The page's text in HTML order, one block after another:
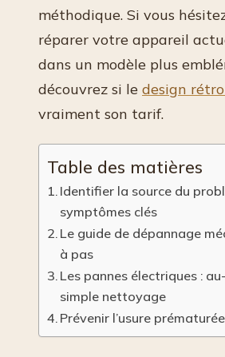
méthodique. Si vous
réparer votre appareil
dans un modèle plus
découvrez si le design
vraiment son tarif.
Table des matières
Identifier la source du
symptômes clés
Le guide de dépannage
à pas
Les pannes électriques :
simple nettoyage
Prévenir l’usure